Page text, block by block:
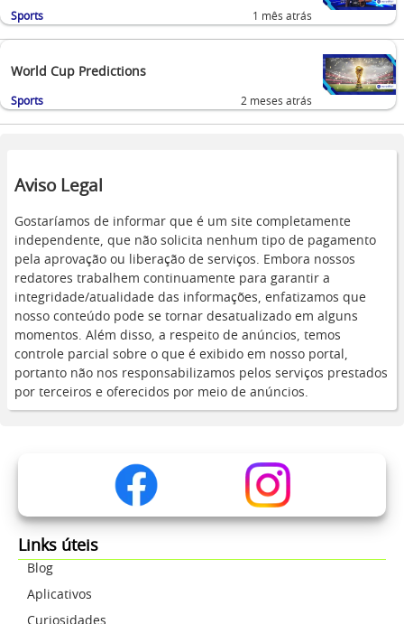
Sports 1 mês atrás
World Cup Predictions
Sports 2 meses atrás
Aviso Legal
Gostaríamos de informar que é um site completamente
independente, que não solicita nenhum tipo de pagamento
pela aprovação ou liberação de serviços. Embora nossos
redatores trabalhem continuamente para garantir a
integridade/atualidade das informações, enfatizamos que
nosso conteúdo pode se tornar desatualizado em alguns
momentos. Além disso, a respeito de anúncios, temos
controle parcial sobre o que é exibido em nosso portal,
portanto não nos responsabilizamos pelos serviços prestados
por terceiros e oferecidos por meio de anúncios.
Links úteis
Blog
Aplicativos
Curiosidades